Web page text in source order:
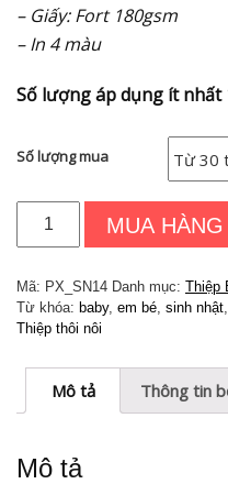
– Giấy: Fort 180gsm
– In 4 màu
Số lượng áp dụng ít nhất
Số lượng mua
sinh
nhật
PX_SN14
MUA HÀNG
Mã: PX_SN14 Danh mục: Thiệp
Từ khóa: baby, em bé, sinh nhật,
Thiệp thôi nôi
Mô tả Thông tin
Mô tả